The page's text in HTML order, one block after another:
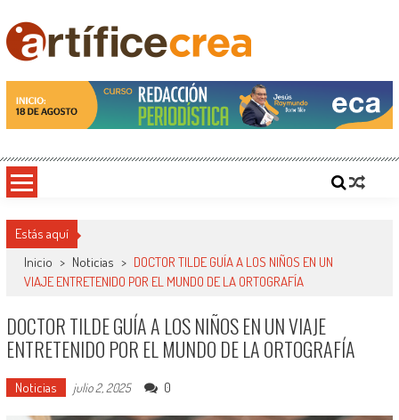
contenido
Artificecrea
Blog de Artífice Comunicadores, elaboramos contenidos periodísticos y editoriales en
diversos formatos, capacitamos en temas de comunicación y educación.
Estás aquí
Inicio > Noticias > DOCTOR TILDE GUÍA A LOS NIÑOS EN UN
VIAJE ENTRETENIDO POR EL MUNDO DE LA ORTOGRAFÍA
DOCTOR TILDE GUÍA A LOS NIÑOS EN UN VIAJE
ENTRETENIDO POR EL MUNDO DE LA ORTOGRAFÍA
Noticias julio 2, 2025 0